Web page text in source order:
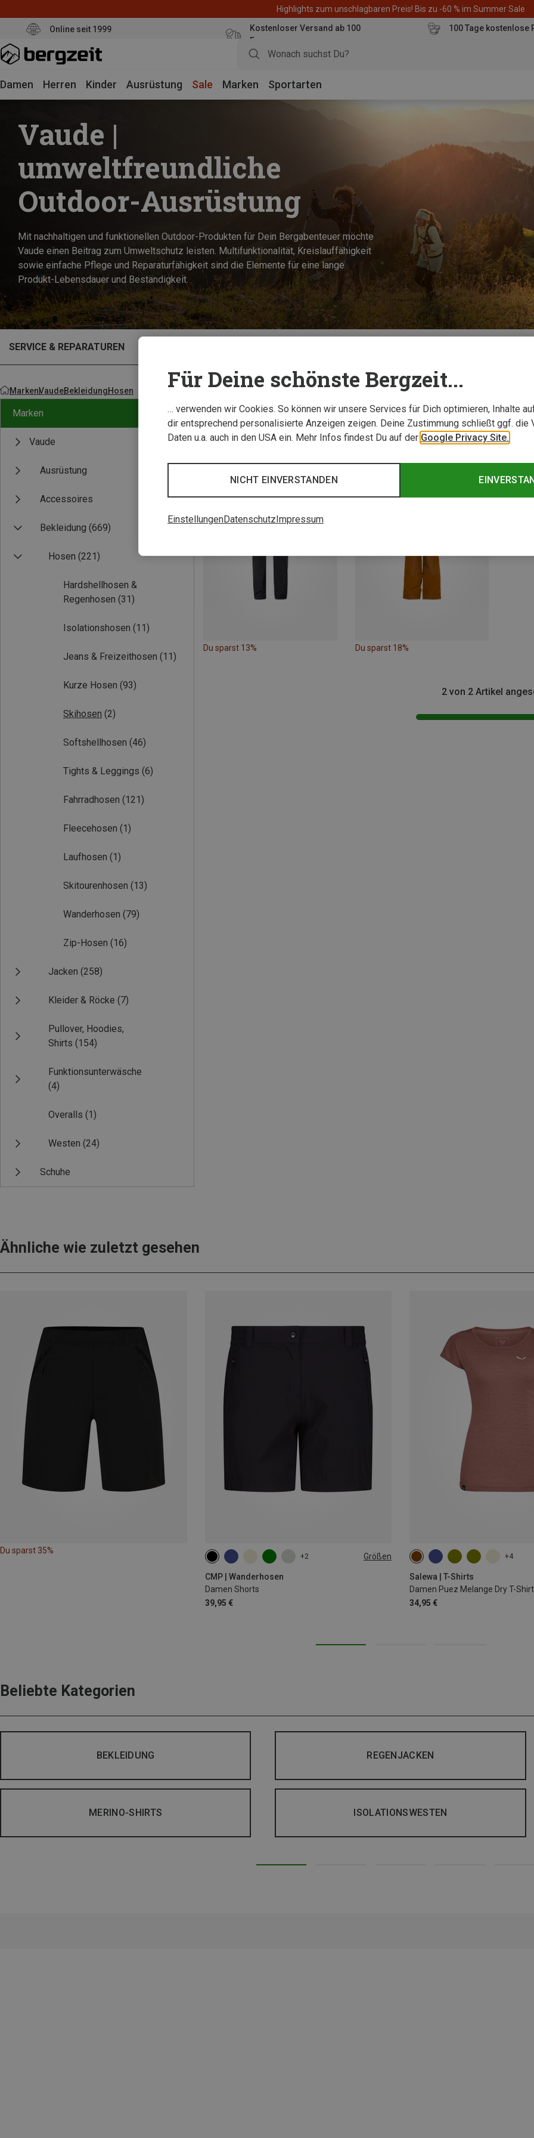
Highlights zum unschlagbaren Preis! Bis zu -60 % im Summer Sale
Online seit 1999
Kostenloser Versand ab 100
Euro
100 Tage kostenlose
Damen Herren Kinder Ausrüstung Sale Marken Sportarten
Vaude |
umweltfreundliche
Outdoor-Ausrüstung
Mit nachhaltigen und funktionellen Outdoor-Produkten für Dein Bergabenteuer möchte
Vaude einen Beitrag zum Umweltschutz leisten. Multifunktionalität, Kreislauffähigkeit
sowie einfache Pflege und Reparaturfähigkeit sind die Elemente für eine lange
Produkt-Lebensdauer und Beständigkeit.
SERVICE & REPARATUREN
MarkenVaudeBekleidungHosen
Marken
Vaude
Ausrüstung
Accessoires
Bekleidung (669)
Hosen (221)
Hardshellhosen &
Regenhosen (31)
Isolationshosen (11)
Jeans & Freizeithosen (11)
Kurze Hosen (93)
Skihosen (2)
Softshellhosen (46)
Tights & Leggings (6)
Fahrradhosen (121)
Fleecehosen (1)
Laufhosen (1)
Skitourenhosen (13)
Wanderhosen (79)
Zip-Hosen (16)
Jacken (258)
Kleider & Röcke (7)
Pullover, Hoodies,
Shirts (154)
Funktionsunterwäsche
(4)
Overalls (1)
Westen (24)
Schuhe
Du sparst 13% Du sparst 18%
2 von 2 Artikel
Ähnliche wie zuletzt gesehen
Du sparst 35%
+2 Größen
CMP | Wanderhosen
Damen Shorts
39,95 €
XXS S L
+4
Salewa | T-Shirts
Damen Puez Melange Dry T-Shirt
34,95 €
Beliebte Kategorien
BEKLEIDUNG REGENJACKEN
MERINO-SHIRTS ISOLATIONSWESTEN
Für Deine schönste Bergzeit...
… verwenden wir Cookies. So können wir unsere Services für Dich optimieren, Inhalte
dir entsprechend personalisierte Anzeigen zeigen. Deine Zustimmung schließt ggf. die
Daten u.a. auch in den USA ein. Mehr Infos findest Du auf der Google Privacy Site.
NICHT EINVERSTANDEN
EinstellungenDatenschutz Impressum